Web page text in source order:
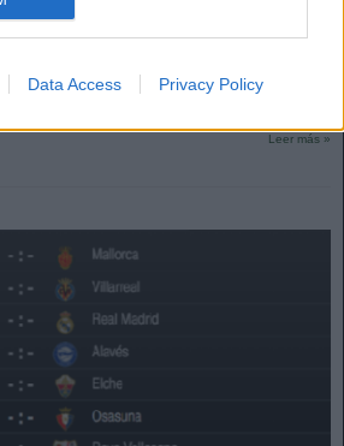
Data Access Privacy Policy
oficial el calendario con todas las fechas de
2023. La Primera y Segunda División
Repasamos las fechas más significativas del
Leer más »